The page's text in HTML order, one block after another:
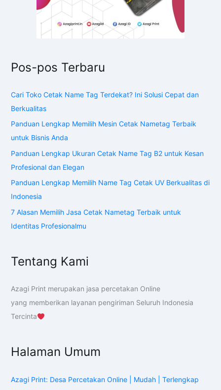
Pos-pos Terbaru
Cari Toko Cetak Name Tag Terdekat? Ini Solusi Cepat dan
Berkualitas
Panduan Lengkap Memilih Mesin Cetak Nametag Terbaik
untuk Bisnis Anda
Panduan Lengkap Ukuran Cetak Name Tag B2 untuk Kesan
Profesional dan Elegan
Panduan Lengkap Memilih Name Tag Cetak UV Berkualitas di
Indonesia
7 Alasan Memilih Jasa Cetak Nametag Terbaik untuk
Identitas Profesionalmu
Tentang Kami
Azagi Print merupakan jasa percetakan Online
yang memberikan layanan pengiriman Seluruh Indonesia
Tercinta
Halaman Umum
Azagi Print: Desa Percetakan Online | Mudah | Terlengkap